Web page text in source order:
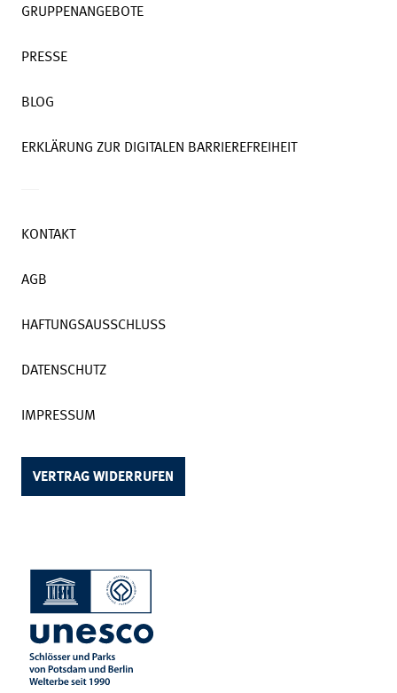
GRUPPENANGEBOTE
PRESSE
BLOG
ERKLÄRUNG ZUR DIGITALEN BARRIEREFREIHEIT
KONTAKT
AGB
HAFTUNGSAUSSCHLUSS
DATENSCHUTZ
IMPRESSUM
VERTRAG WIDERRUFEN